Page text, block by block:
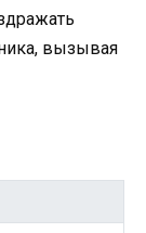
вызывая